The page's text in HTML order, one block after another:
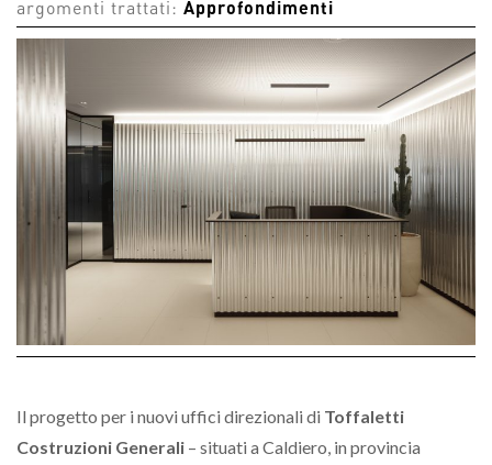
argomenti trattati: Approfondimenti
Il progetto per i nuovi uffici direzionali di Toffaletti
Costruzioni Generali – situati a Caldiero, in provincia